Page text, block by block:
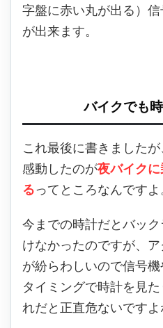
字盤に赤い丸が出る）
が出来ます。
バイクでも
これ最後に書きました
感動したのが夜バイク
るってところなんですよ
今までの時計だとバッ
けなかったのですが、
が紛らわしいので信号
タイミングで時計を見
れだと正直危ないですよ